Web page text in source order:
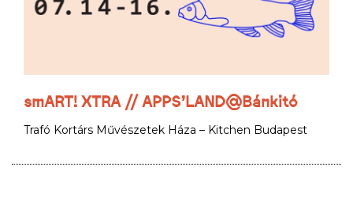
smART! XTRA // APPS’LAND@Bánkitó
Trafó Kortárs Művészetek Háza – Kitchen Budapest